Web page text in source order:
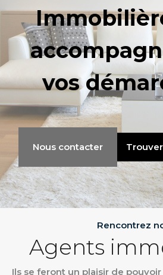
vos
Nous contacter
Rencontrez
Agents
Ils se feront un plaisir de